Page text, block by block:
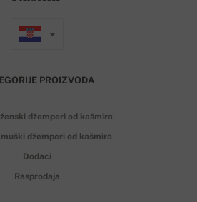
PROIZVODA
džemperi od kašmira
džemperi od kašmira
Dodaci
Rasprodaja